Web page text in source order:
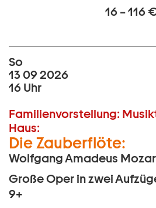
16 – 116
So
13 09 2026
16 Uhr
Familienvorstellung:
Haus:
Die Zauberflöte:
Wolfgang Amadeus
Große Oper in zwei
9+